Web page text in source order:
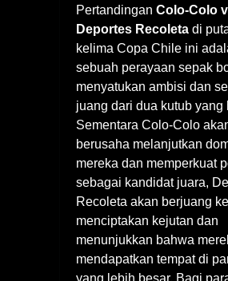
Pertandingan Colo-Colo
Deportes Recoleta di
kelima Copa Chile ini
sebuah perayaan sepak
menyatukan ambisi dan
juang dari dua kutub yang
Sementara Colo-Colo
berusaha melanjutkan
mereka dan memperkuat
sebagai kandidat juara,
Recoleta akan berjuang
menciptakan kejutan dan
menunjukkan bahwa
mendapatkan tempat di
yang lebih besar. Bagi